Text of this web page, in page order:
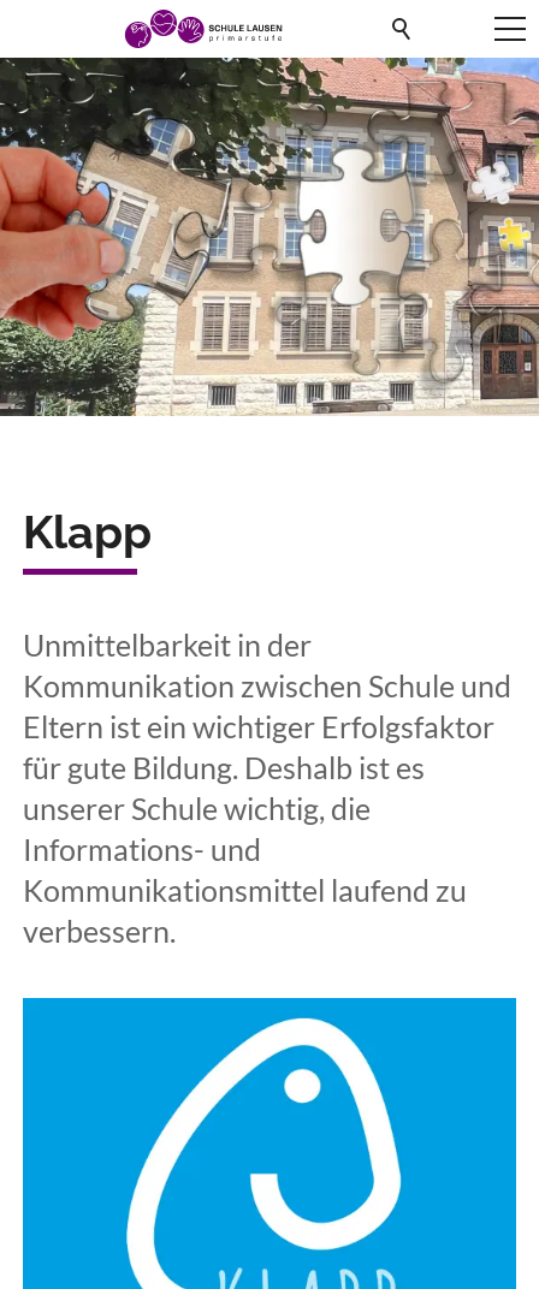
Klapp
Unmittelbarkeit in der
Kommunikation zwischen Schule und
Eltern ist ein wichtiger Erfolgsfaktor
für gute Bildung. Deshalb ist es
unserer Schule wichtig, die
Informations- und
Kommunikationsmittel laufend zu
verbessern.